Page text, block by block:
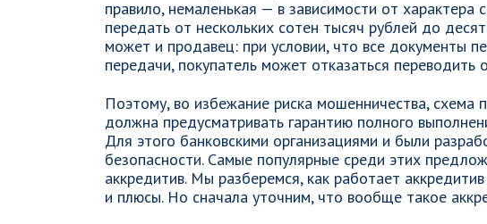
правило, немаленькая — в зависимости от
передать от нескольких сотен тысяч рублей до
может и продавец: при условии, что все документы
передачи, покупатель может отказаться переводить
Поэтому, во избежание риска мошенничества, схема
должна предусматривать гарантию полного
Для этого банковскими организациями и были
безопасности. Самые популярные среди этих
аккредитив. Мы разберемся, как работает
и плюсы. Но сначала уточним, что вообще такое